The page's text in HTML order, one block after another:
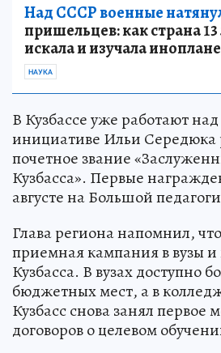
Над СССР военные
пришельцев: как страна
искала и изучала
НАУКА
В Кузбассе уже работают
инициативе Ильи Середюка
почетное звание
Кузбасса». Первые
августе на Большой
Глава региона напомнил,
приемная кампания в вузы
Кузбасса. В вузах доступно
бюджетных мест, а в
Кузбасс снова занял первое
договоров о целевом